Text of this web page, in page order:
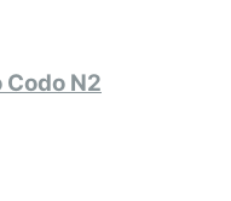
N2